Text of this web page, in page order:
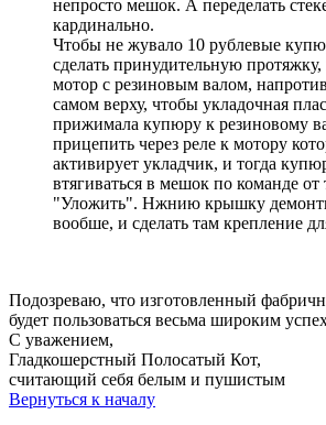
непросто мешок. А переделать
кардинально.
Чтобы не жувало 10 рублевые
сделать принудительную протяжку,
мотор с резиновым валом,
самом верху, чтобы укладочная
прижимала купюру к резиновому
прицепить через реле к мотору
активирует укладчик, и тогда
втягиваться в мешок по команде от
"Уложить". Нжнию крышку
вообше, и сделать там крепление
Подозреваю, что изготовленный
будет пользоваться весьма широким
С уважением,
Гладкошерстный Полосатый Кот,
считающий себя белым и пушистым
Вернуться к началу